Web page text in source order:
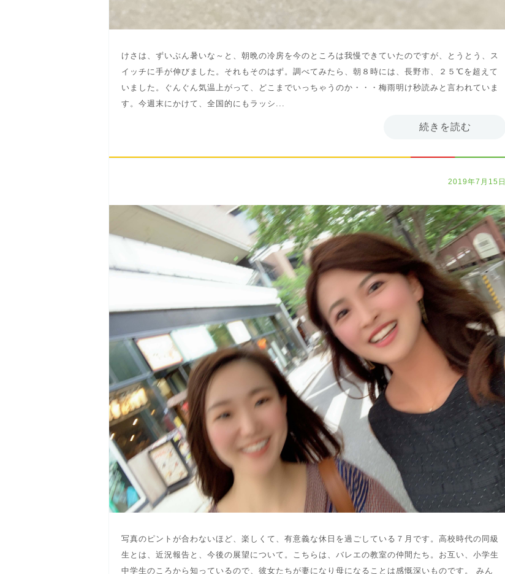
けさは、ずいぶん暑いな～と、朝晩の冷房を今のところは我慢できていたのですが、とうとう、ス
イッチに手が伸びました。それもそのはず。調べてみたら、朝８時には、長野市、２５℃を超えて
いました。ぐんぐん気温上がって、どこまでいっちゃうのか・・・梅雨明け秒読みと言われていま
す。今週末にかけて、全国的にもラッシ...
続きを読む
2019年7月15日
写真のピントが合わないほど、楽しくて、有意義な休日を過ごしている７月です。高校時代の同級
生とは、近況報告と、今後の展望について。こちらは、バレエの教室の仲間たち。お互い、小学生
中学生のころから知っているので、彼女たちが妻になり母になることは感慨深いものです。 みん